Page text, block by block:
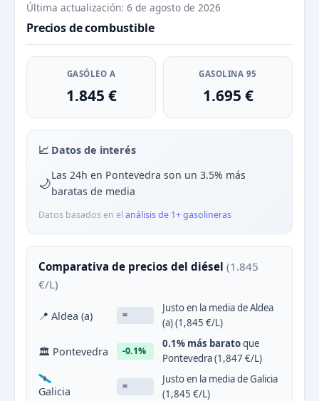
Última actualización: 6 de agosto de 2026
Precios de combustible
GASÓLEO A
1.845 €
GASOLINA 95
1.695 €
📈 Datos de interés
🌙Las 24h en Pontevedra son un 3.5% más
baratas de media
Datos basados en el análisis de 1+ gasolineras
Comparativa de precios del diésel (1.845
€/L)
📍 Aldea (a) =
Justo en la media de Aldea
(a) (1,845 €/L)
🏛 Pontevedra -0.1%
0.1% más baratoque
Pontevedra (1,847 €/L)
Galicia =
Justo en la media de Galicia
(1,845 €/L)